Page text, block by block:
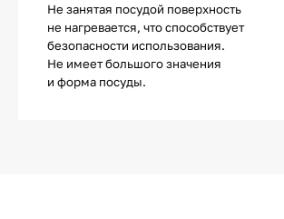
Не занятая посудой поверхность
не нагревается, что способствует
безопасности использования.
Не имеет большого значения
и форма посуды.